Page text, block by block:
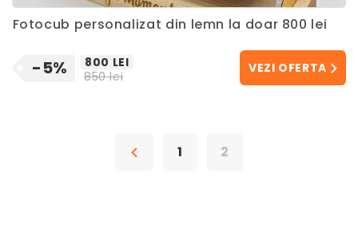
Fotocub personalizat din lemn la doar 800 lei
-5%
800 LEI
850 lei
VEZI OFERTA
1 2